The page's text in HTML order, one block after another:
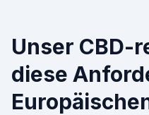
Unser CBD-
diese